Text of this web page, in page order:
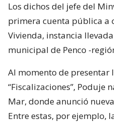
Los dichos del jefe del
primera cuenta pública a
Vivienda, instancia
municipal de Penco -
Al momento de presentar
“Fiscalizaciones”, Poduje
Mar, donde anunció
Entre estas, por ejemplo,